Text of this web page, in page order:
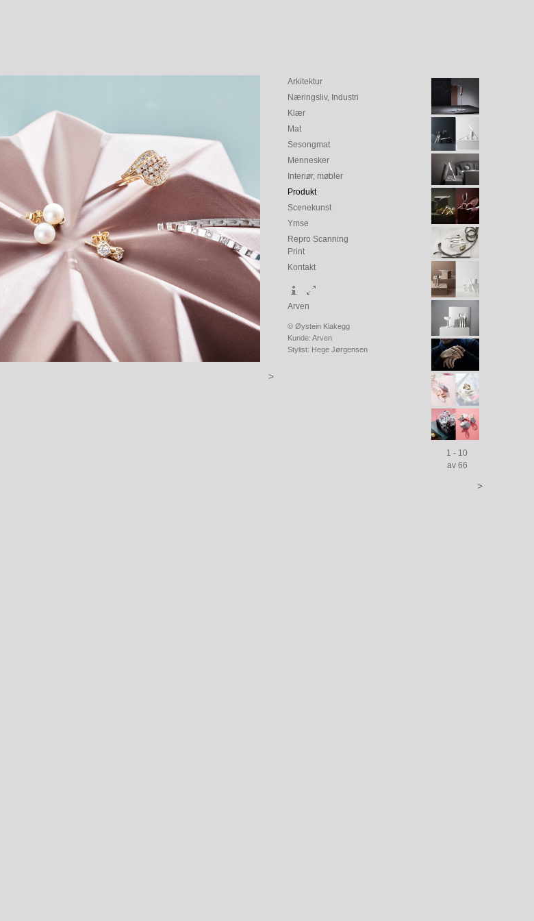
>
Arkitektur
Næringsliv, Industri
Klær
Mat
Sesongmat
Mennesker
Interiør, møbler
Produkt
Scenekunst
Ymse
Repro Scanning
Print
Kontakt
Arven
© Øystein Klakegg
Kunde: Arven
Stylist: Hege Jørgensen
1 - 10
av 66
>